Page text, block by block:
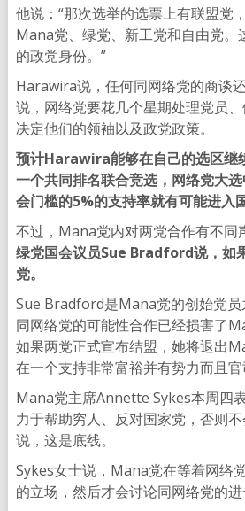
他说：“那次选举的选票上有联盟党
Mana党、绿党、新工党和自由党。
的政党身份。”
Harawira说，任何同网络党的商谈
说，网络党要花几个星期处理党员
决定他们的领袖以及政党政策。
预计Harawira能够在自己的选区继
一个共同排名联合竞选，网络党大
会门槛的5%的支持率就有可能进入
不过，Mana党内对两党合作有不同
绿党国会议员Sue Bradford说，如
党。
Sue Bradford是Mana党的创始党
同网络党的可能性合作已经损害了
如果两党正式宣布结盟，她将退出
在一个支持非常富裕并有势力而且官
Mana党主席Annette Sykes本周四
力于帮助穷人、反对国家党，否则
说，这是底线。
Sykes女士说，Mana党在等着网络
的立场，然后才会讨论同网络党的进